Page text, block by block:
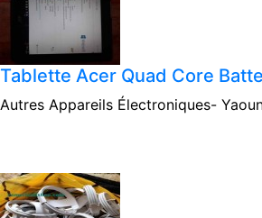
Tablette Acer Quad Core
Autres Appareils Électroniques-